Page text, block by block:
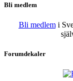
Bli medlem
Bli medlemi
Forumdekaler